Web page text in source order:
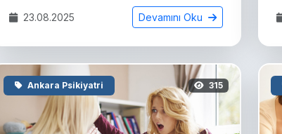
23.08.2025 Devamını Oku
Ankara Psikiyatri 315